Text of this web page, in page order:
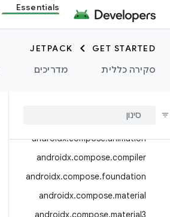
Essentials
GET STARTED
JETPACK
סקירה כללית
מדריכים
androidx.camera.media3
androidx.camera.viewfinder
androidx.car
compose
androidx.compose.animation
androidx.compose.compiler
androidx.compose.foundation
androidx.compose.material
androidx.compose.material3